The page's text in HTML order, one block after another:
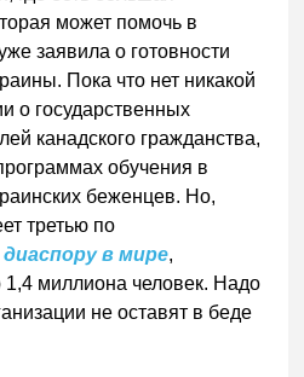
может помочь в
заявила о готовности
Пока что нет никакой
о государственных
канадского гражданства,
обучения в
беженцев. Но,
третью по
в мире,
миллиона человек. Надо
не оставят в беде